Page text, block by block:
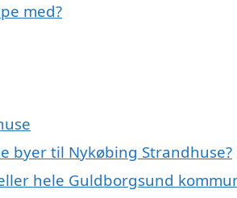
med?
byer til Nykøbing Strandhuse?
hele Guldborgsund